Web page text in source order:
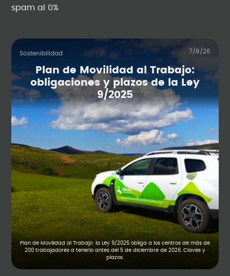
spam al 0%
Sostenibilidad 7/8/26
Plan de Movilidad al Trabajo:
obligaciones y plazos de la Ley
9/2025
Plan de Movilidad al Trabajo: la Ley 9/2025 obliga a los centros de más de
200 trabajadores a tenerlo antes del 5 de diciembre de 2026. Claves y
plazos.